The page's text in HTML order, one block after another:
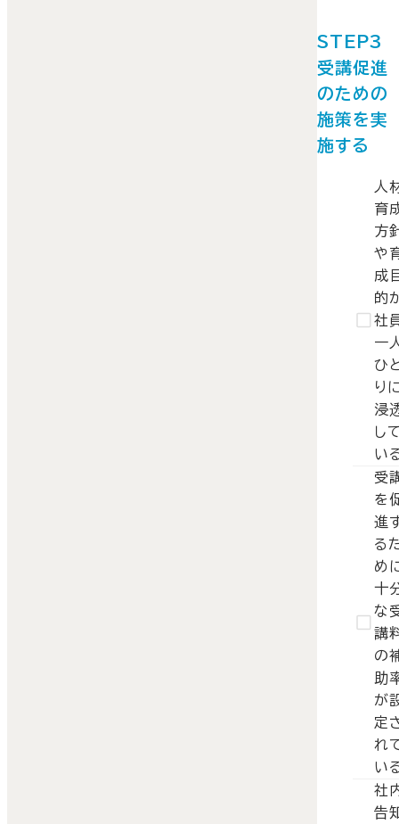
受講促進
のための
施策を実
施する
人
育
方
や
成
的
社
一
ひ
り
浸
し
い
受
を
進
る
め
十
な
講
の
助
が
定
れ
い
社
告